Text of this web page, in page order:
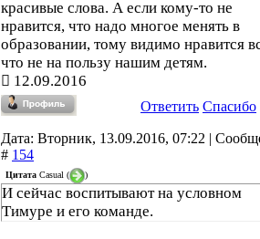
красивые слова. А если кому-то не
нравится, что надо многое менять в
образовании, тому видимо нравится
что не на пользу нашим детям.
12.09.2016
Ответить Спасибо
Дата: Вторник, 13.09.2016, 07:22 |
# 154
Цитата Casual ( )
И сейчас воспитывают на условном
Тимуре и его команде.